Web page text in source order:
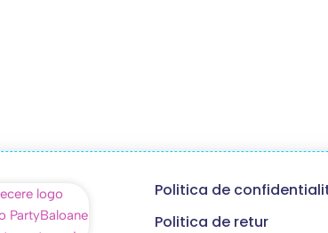
Politica de
Politica de retur